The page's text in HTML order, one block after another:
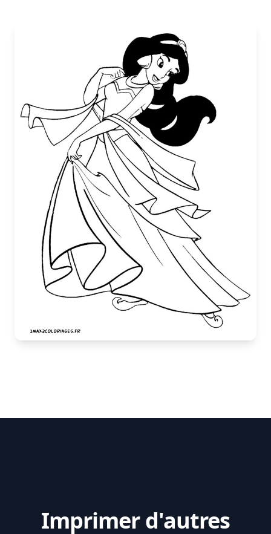
Imprimer d'autres